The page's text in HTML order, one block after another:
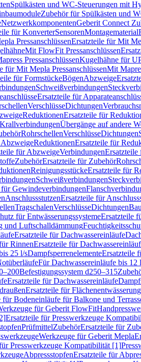
Spülkästen und WC-Steuerungen mit
Zubehör für Spülkästen und
NetzwerkkomponentenGeberit Connect
für KonverterSensorenMontagematerial
PressanschlüssenErsatzteile für Mit
Mit FlowFit Pressanschlüssen
PressanschlüssenKugelhähne für
für Mit Mepla PressanschlüssenMit
für FormstückeBögenAbzweige
Schweißverbindungen
Ersatzteile für
VerschlüsseDichtungen
ReduktionenErsatzteile für
KrallverbindungenÜbergänge auf andere
RohrschellenVerschlüsseDichtungen
ReduktionenErsatzteile für
für AbzweigeVerbindungenErsatzteile
ZubehörErsatzteile für Zubehör
ReinigungsstückeErsatzteile für
Schweißverbindungen
Gewindeverbindungen
AnschlussstutzenErsatzteile für
TragschalenVerschlüsseDichtungen
für EntwässerungssystemeErsatzteile
und Luftschalldämmung
Ersatzteile für Dachwassereinläufe
RinnenErsatzteile für
25 l/sDampfsperrenelementeErsatzteile
Für Dachwassereinläufe bis 12
Befestigungssystem d250–315
Ersatzteile für Dachwassereinläufe
Ersatzteile für
für Bodeneinläufe für Balkone und
für Geberit FlowFit
Ersatzteile für Presswerkzeuge
PrüfmittelZubehörErsatzteile für
Werkzeuge für Geberit Mepla
Presswerkzeuge Kompatibilität [1]
AbpressstopfenErsatzteile für